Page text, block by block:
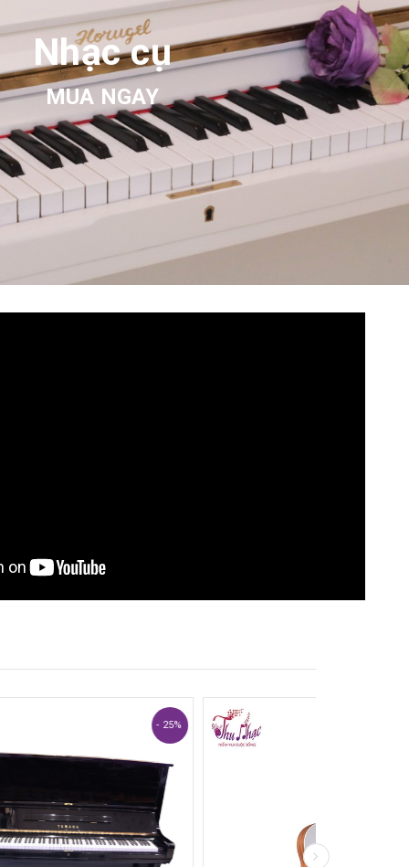
Nhạc cụ
MUA NGAY